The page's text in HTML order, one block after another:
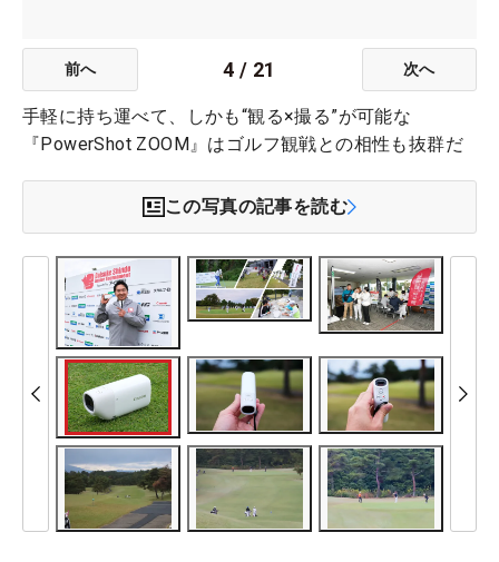
前へ 4 / 21 次へ
手軽に持ち運べて、しかも“観る×撮る”が可能な
『PowerShot ZOOM』はゴルフ観戦との相性も抜群だ
この写真の記事を読む